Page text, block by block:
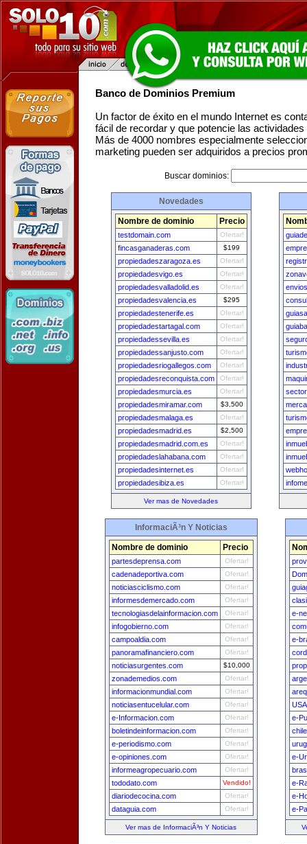
Banco de Dominios Premium
Un factor de éxito en el mundo Internet es
fácil de recordar y que potencie las
Más de 4000 nombres especialmente
marketing pueden ser adquiridos a precios
Buscar dominios:
Novedades
Nombre de dominio Precio
testdomain.com Ofertar!
fincasganaderas.com $199
propiedadeszaragoza.es Ofertar!
propiedadesvigo.es Ofertar!
propiedadesvalladolid.es Ofertar!
propiedadesvalencia.es $295
propiedadestenerife.es Ofertar!
propiedadestartagal.com Ofertar!
propiedadessevilla.es Ofertar!
propiedadessanjusto.com Ofertar!
propiedadesriogallegos.com Ofertar!
propiedadesreconquista.com Ofertar!
propiedadesmurcia.es Ofertar!
propiedadesmiramar.com $3,500
propiedadesmalaga.es Ofertar!
propiedadesmadrid.es $2,500
propiedadesmadrid.com.es Ofertar!
propiedadeslahabana.com Ofertar!
propiedadesinternet.es Ofertar!
propiedadesibiza.es Ofertar!
Ver mas de Novedades
InformaciÃ³n Y Noticias
Nombre de dominio Precio
partesdeprensa.com Ofertar!
cadenadeportiva.com Ofertar!
noticiasciclismo.com Ofertar!
informesdemercado.com Ofertar!
tecnologiasdelainformacion.com Ofertar!
infogobierno.com Ofertar!
campoaldia.com Ofertar!
panoramafinanciero.com Ofertar!
noticiasurgentes.com $10,000
zonademedios.com Ofertar!
informacionmundial.com Ofertar!
noticiasentucelular.com Ofertar!
e-Informacion.com Ofertar!
boletindeinformacion.com Ofertar!
e-periodismo.com Ofertar!
e-opiniones.com Ofertar!
informeagropecuario.com Ofertar!
tododato.com Vendido!
diariodecocina.com Ofertar!
dataguia.com Ofertar!
Ver mas de InformaciÃ³n Y Noticias
e-
e-
e-
e-
e-
e-
e-